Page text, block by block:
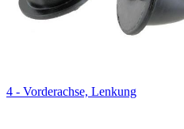
4 - Vorderachse, Lenkung